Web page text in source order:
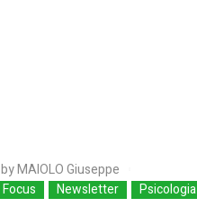
byMAIOLO Giuseppe
Focus Newsletter Psicologia